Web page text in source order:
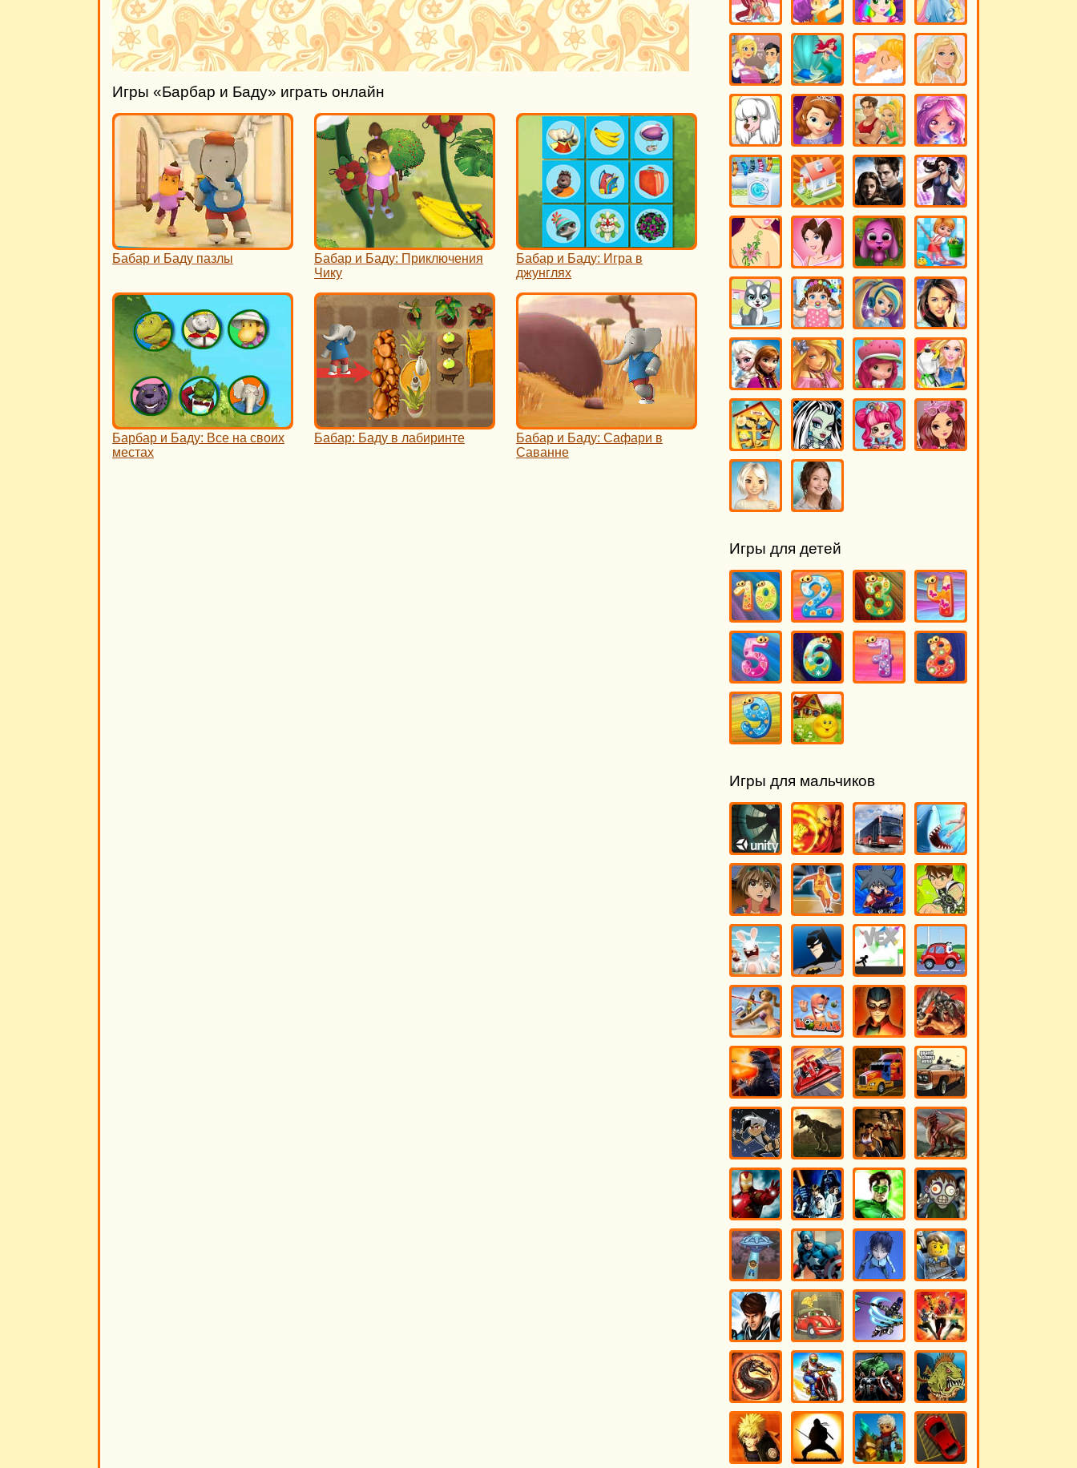
Игры «Барбар и Баду» играть онлайн
Бабар и Баду пазлы
Бабар и Баду: Приключения
Чику
Бабар и Баду: Игра в
джунглях
Барбар и Баду: Все на своих
местах
Бабар: Баду в лабиринте
Бабар и Баду: Сафари в
Саванне
Игры для детей
Игры для мальчиков